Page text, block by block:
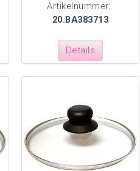
Artikelnummer:
20.BA383713
Details